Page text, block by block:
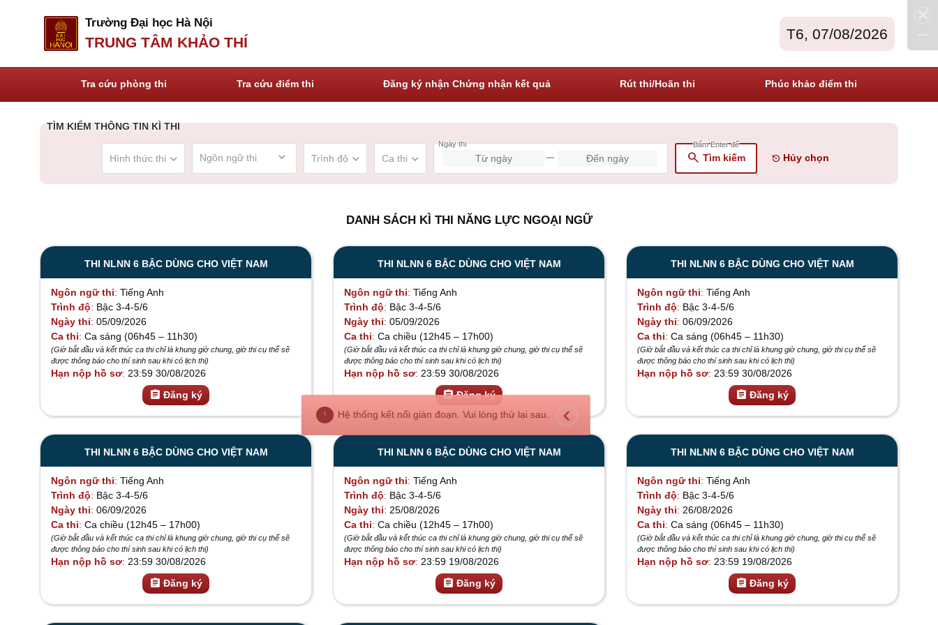
TRUNG TÂM KHẢO THÍ ĐĂNG NHẬP
Trường Đại học Hà Nội
TRUNG TÂM KHẢO THÍ
T6, 07/08/2026
Tra cứu phòng thi Tra cứu điểm thi Đăng ký nhận Chứng nhận kết quả Rút thi/Hoãn thi Phúc khảo điểm thi
TÌM KIẾM THÔNG TIN KÌ THI
Hình thức thi keyboard_arrow_down Trình độ keyboard_arrow_down Ca thi keyboard_arrow_down remove search Tìm kiếm settings_backup_restore Hủy chọn
DANH SÁCH KÌ THI NĂNG LỰC NGOẠI NGỮ
THI NLNN 6 BẬC DÙNG CHO VIỆT NAM
Ngôn ngữ thi Tiếng Anh
Trình độ
Bậc 3-4-5/6
Ngày thi 05/09/2026
Ca thi Ca sáng (06h45 – 11h30)
(Giờ bắt đầu và kết thúc ca thi chỉ là khung giờ chung, giờ thi cụ thể sẽ
được thông báo cho thí sinh sau khi có lịch thi)
Hạn nộp hồ sơ 23:59 30/08/2026
assignment Đăng ký
THI NLNN 6 BẬC DÙNG CHO VIỆT NAM
Ngôn ngữ thi Tiếng Anh
Trình độ
Bậc 3-4-5/6
Ngày thi 05/09/2026
Ca thi Ca chiều (12h45 – 17h00)
(Giờ bắt đầu và kết thúc ca thi chỉ là khung giờ chung, giờ thi cụ thể sẽ
được thông báo cho thí sinh sau khi có lịch thi)
Hạn nộp hồ sơ 23:59 30/08/2026
assignmentĐăng ký
THI NLNN 6 BẬC DÙNG CHO VIỆT NAM
Ngôn ngữ thi Tiếng Anh
Trình độ
Bậc 3-4-5/6
Ngày thi 06/09/2026
Ca thi Ca sáng (06h45 – 11h30)
(Giờ bắt đầu và kết thúc ca thi chỉ là khung giờ chung, giờ thi cụ thể sẽ
được thông báo cho thí sinh sau khi có lịch thi)
Hạn nộp hồ sơ 23:59 30/08/2026
assignment Đăng ký
THI NLNN 6 BẬC DÙNG CHO VIỆT NAM
Ngôn ngữ thi Tiếng Anh
Trình độ
Bậc 3-4-5/6
Ngày thi 06/09/2026
Ca thi Ca chiều (12h45 – 17h00)
(Giờ bắt đầu và kết thúc ca thi chỉ là khung giờ chung, giờ thi cụ thể sẽ
được thông báo cho thí sinh sau khi có lịch thi)
Hạn nộp hồ sơ 23:59 30/08/2026
assignment Đăng ký
THI NLNN 6 BẬC DÙNG CHO VIỆT NAM
Ngôn ngữ thi Tiếng Anh
Trình độ
Bậc 3-4-5/6
Ngày thi
25/08/2026
Ca thi Ca chiều (12h45 – 17h00)
(Giờ bắt đầu và kết thúc ca thi chỉ là khung giờ chung, giờ thi cụ thể sẽ
được thông báo cho thí sinh sau khi có lịch thi)
Hạn nộp hồ sơ 23:59 19/08/2026
assignment Đăng ký
THI NLNN 6 BẬC DÙNG CHO VIỆT NAM
Ngôn ngữ thi Tiếng Anh
Trình độ
Bậc 3-4-5/6
Ngày thi
26/08/2026
Ca thi Ca sáng (06h45 – 11h30)
(Giờ bắt đầu và kết thúc ca thi chỉ là khung giờ chung, giờ thi cụ thể sẽ
được thông báo cho thí sinh sau khi có lịch thi)
Hạn nộp hồ sơ 23:59 19/08/2026
assignment Đăng ký
error_outline Hệ thống kết nối gián đoạn. Vui lòng thử lại sau. keyboard_arrow_left